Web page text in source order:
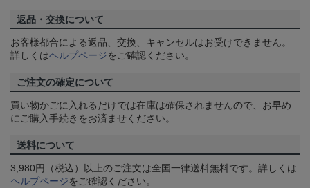
返品・交換について
お客様都合による返品、交換、キャンセルはお受けできません。
詳しくはヘルプページをご確認ください。
ご注文の確定について
買い物かごに入れるだけでは在庫は確保されませんので、お早め
にご購入手続きをお済ませください。
送料について
3,980円（税込）以上のご注文は全国一律送料無料です。詳しくは
ヘルプページをご確認ください。